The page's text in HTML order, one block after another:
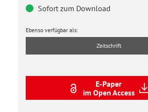
Sofort zum Download
Ebenso verfügbar als:
Zeitschrift
E-Paper
im Open Access